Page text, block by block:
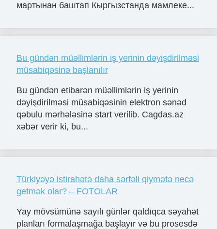
мартынан баштап Кыргызстанда мамлеке...
Bu gündən müəllimlərin iş yerinin dəyişdirilməsi
müsabiqəsinə başlanılır
Bu gündən etibarən müəllimlərin iş yerinin
dəyişdirilməsi müsabiqəsinin elektron sənəd
qəbulu mərhələsinə start verilib. Cagdas.az
xəbər verir ki, bu...
Türkiyəyə istirahətə daha sərfəli qiymətə necə
getmək olar? – FOTOLAR
Yay mövsümünə sayılı günlər qaldıqca səyahət
planları formalaşmağa başlayır və bu prosesdə